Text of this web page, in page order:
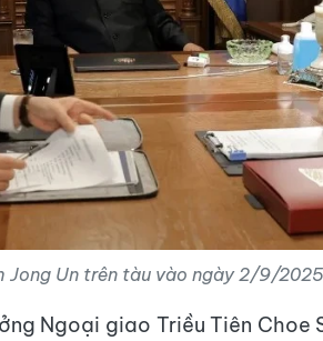
Jong Un trên tàu vào ngày 2/9/
Ngoại giao Triều Tiên Choe